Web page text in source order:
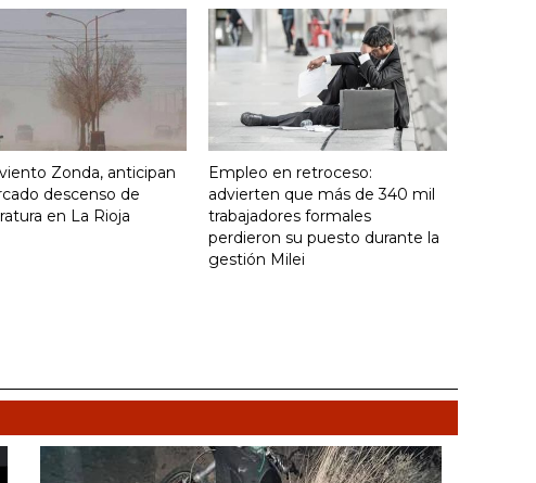
Zonda, anticipan
descenso de
en La Rioja
Empleo en retroceso:
advierten que más de 340 mil
trabajadores formales
perdieron su puesto durante la
gestión Milei